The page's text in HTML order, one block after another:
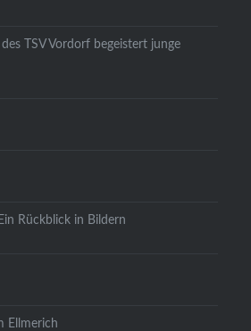
TSV Vordorf begeistert junge
Rückblick in Bildern
Ellmerich